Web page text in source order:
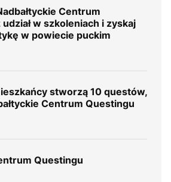
Centrum
w szkoleniach i zyskaj
w powiecie puckim
stworzą 10 questów,
Centrum Questingu
Questingu